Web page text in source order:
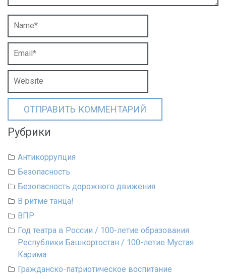
Рубрики
Антикоррупция
Безопасность
Безопасность дорожного движения
В ритме танца!
ВПР
Год театра в России / 100-летие образования
Республики Башкортостан / 100-летие Мустая
Карима
Гражданско-патриотическое воспитание